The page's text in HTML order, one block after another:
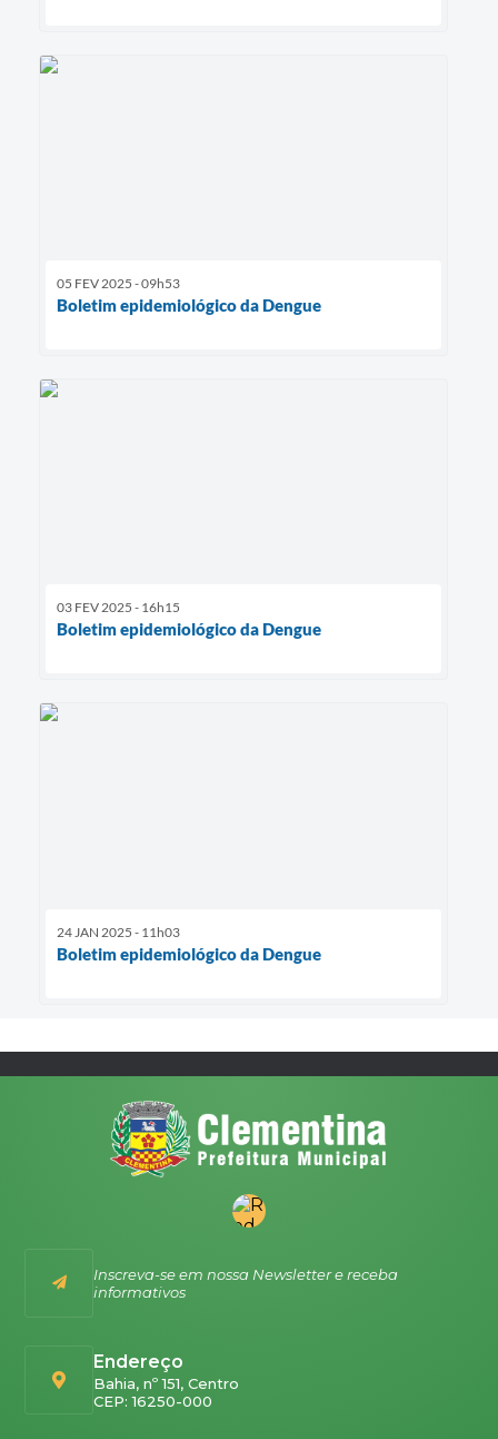
05 FEV 2025 - 09h53
Boletim epidemiológico da Dengue
03 FEV 2025 - 16h15
Boletim epidemiológico da Dengue
24 JAN 2025 - 11h03
Boletim epidemiológico da Dengue
Inscreva-se em nossa Newsletter e receba
informativos
Endereço
Bahia, nº 151, Centro
CEP: 16250-000